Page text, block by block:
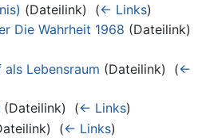
(Dateilink) ‎ (← Links)
Die Wahrheit 1968 (Dateilink)
Lebensraum (Dateilink) ‎ (←
(Dateilink) ‎ (← Links)
(← Links)